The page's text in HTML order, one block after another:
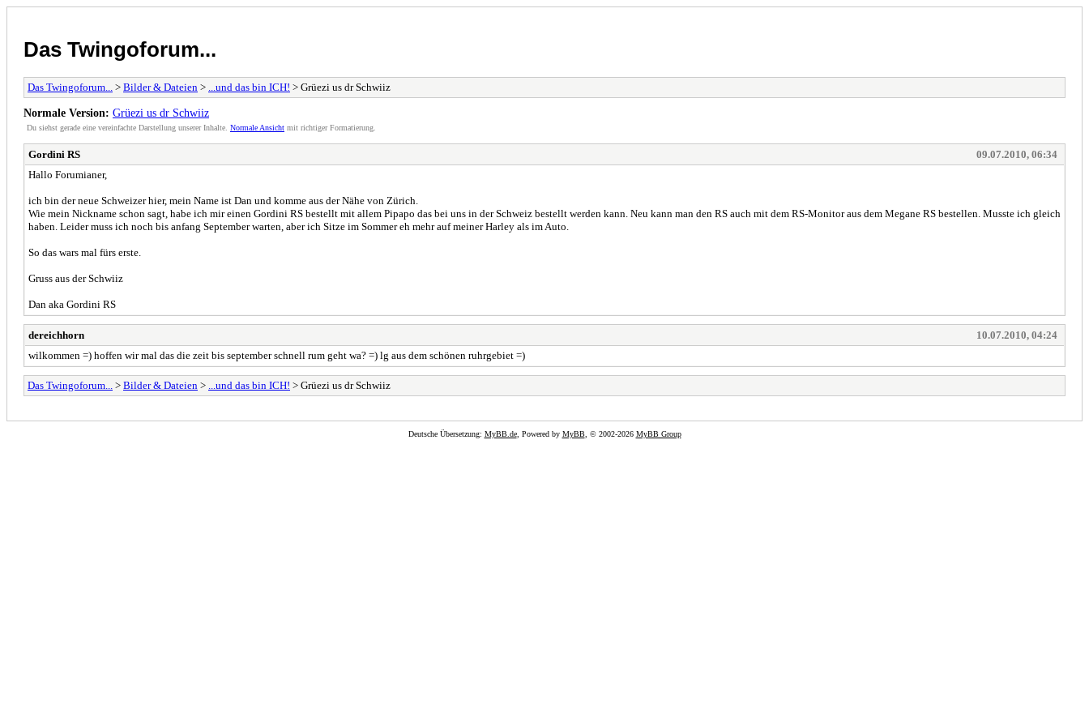
Das Twingoforum...
Das Twingoforum... > Bilder & Dateien > ...und das bin ICH! > Grüezi us dr Schwiiz
Normale Version: Grüezi us dr Schwiiz
Du siehst gerade eine vereinfachte Darstellung unserer Inhalte. Normale Ansicht mit richtiger Formatierung.
Gordini RS
09.07.2010, 06:34
Hallo Forumianer,
ich bin der neue Schweizer hier, mein Name ist Dan und komme aus der Nähe von Zürich.
Wie mein Nickname schon sagt, habe ich mir einen Gordini RS bestellt mit allem Pipapo das bei uns in der Schweiz bestellt werden kann. Neu kann man den RS auch mit dem RS-Monitor aus dem Megane RS bestellen. Musste ich gleich
haben. Leider muss ich noch bis anfang September warten, aber ich Sitze im Sommer eh mehr auf meiner Harley als im Auto.
So das wars mal fürs erste.
Gruss aus der Schwiiz
Dan aka Gordini RS
dereichhorn
10.07.2010, 04:24
wilkommen =) hoffen wir mal das die zeit bis september schnell rum geht wa? =) lg aus dem schönen ruhrgebiet =)
Das Twingoforum... > Bilder & Dateien > ...und das bin ICH! > Grüezi us dr Schwiiz
Deutsche Übersetzung: MyBB.de, Powered by MyBB, © 2002-2026 MyBB Group